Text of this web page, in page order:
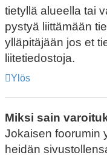
tietyllä alueella tai
pystyä liittämään
ylläpitäjään jos et
liitetiedostoja.
Ylös
Miksi sain
Jokaisen foorumin
heidän